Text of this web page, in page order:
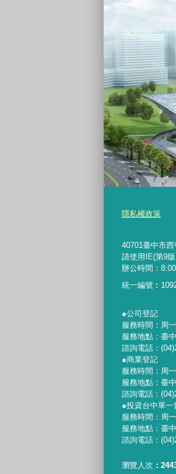
隱私權政策
40701臺中市
請使用IE(第9
辦公時間：
統一編號︰
●公司登記
服務時間：周
服務地點：臺
諮詢電話：
●商業登記
服務時間：周
服務地點：臺
諮詢電話：
●投資台中單一
服務時間：周
服務地點：臺
諮詢電話：
瀏覽人次